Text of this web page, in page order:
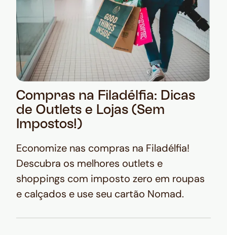
Compras na Filadélfia: Dicas
de Outlets e Lojas (Sem
Impostos!)
Economize nas compras na Filadélfia!
Descubra os melhores outlets e
shoppings com imposto zero em roupas
e calçados e use seu cartão Nomad.